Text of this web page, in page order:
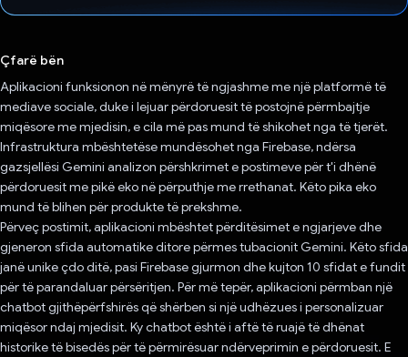
Çfarë bën
Aplikacioni funksionon në mënyrë të ngjashme me një platformë të
mediave sociale, duke i lejuar përdoruesit të postojnë përmbajtje
miqësore me mjedisin, e cila më pas mund të shikohet nga të tjerët.
Infrastruktura mbështetëse mundësohet nga Firebase, ndërsa
gazsjellësi Gemini analizon përshkrimet e postimeve për t'i dhënë
përdoruesit me pikë eko në përputhje me rrethanat. Këto pika eko
mund të blihen për produkte të prekshme.
Përveç postimit, aplikacioni mbështet përditësimet e ngjarjeve dhe
gjeneron sfida automatike ditore përmes tubacionit Gemini. Këto sfida
janë unike çdo ditë, pasi Firebase gjurmon dhe kujton 10 sfidat e fundit
për të parandaluar përsëritjen. Për më tepër, aplikacioni përmban një
chatbot gjithëpërfshirës që shërben si një udhëzues i personalizuar
miqësor ndaj mjedisit. Ky chatbot është i aftë të ruajë të dhënat
historike të bisedës për të përmirësuar ndërveprimin e përdoruesit. E